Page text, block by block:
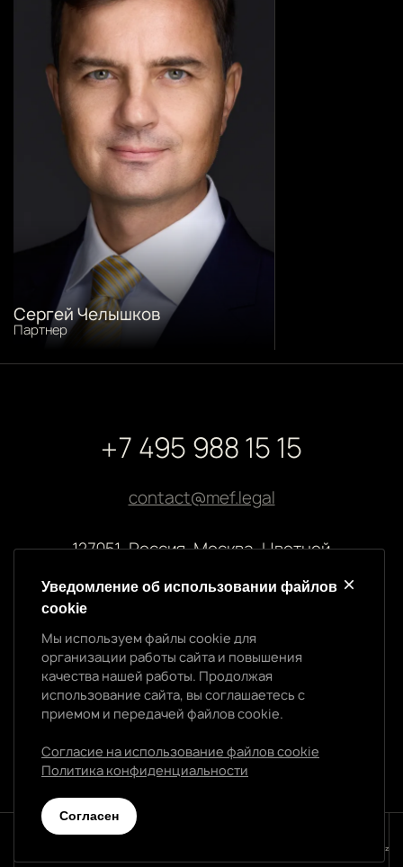
Сергей Челышков
Партнер
+7 495 988 15 15
contact@mef.legal
127051, Россия, Москва, Цветной
Реквизиты компании
ООО “МЭФ ЛИГАЛ”
ИНН 7704874992
ОГРН 5147746145718
Политика конфиденциальности
Уведомление об использовании cookie
Мы используем файлы cookie для организации
Продолжая использование сайта, вы
соглашаетесь с приемом и передачей файлов
Согласен
Уведомление об использовании файлов
cookie
Мы используем файлы cookie для
организации работы сайта и повышения
качества нашей работы. Продолжая
использование сайта, вы соглашаетесь с
приемом и передачей файлов cookie.
Согласие на использование файлов cookie
Политика конфиденциальности
Cогласен